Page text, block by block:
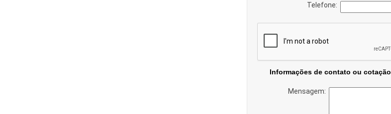
Telefone:
Informações de contato ou cotação
Mensagem: